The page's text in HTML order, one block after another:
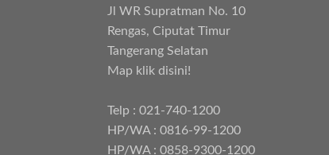
Jl WR Supratman No. 10
Rengas, Ciputat Timur
Tangerang Selatan
Map klik disini!
Telp : 021-740-1200
HP/WA : 0816-99-1200
HP/WA : 0858-9300-1200